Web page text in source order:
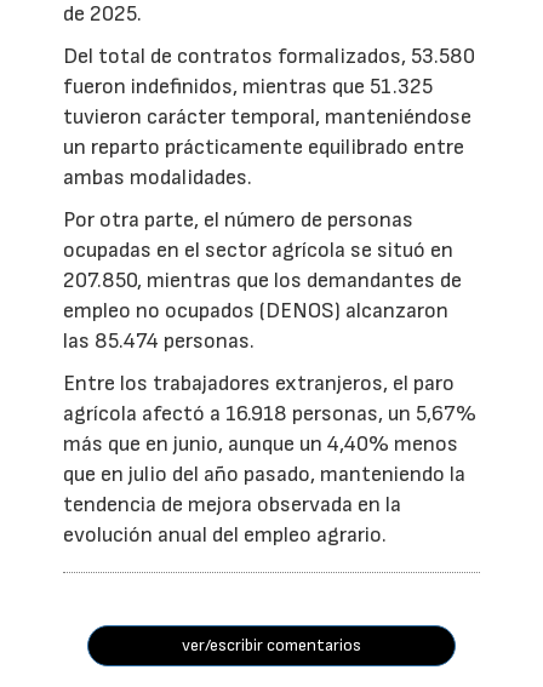
de 2025.
Del total de contratos formalizados, 53.580
fueron indefinidos, mientras que 51.325
tuvieron carácter temporal, manteniéndose
un reparto prácticamente equilibrado entre
ambas modalidades.
Por otra parte, el número de personas
ocupadas en el sector agrícola se situó en
207.850, mientras que los demandantes de
empleo no ocupados (DENOS) alcanzaron
las 85.474 personas.
Entre los trabajadores extranjeros, el paro
agrícola afectó a 16.918 personas, un 5,67%
más que en junio, aunque un 4,40% menos
que en julio del año pasado, manteniendo la
tendencia de mejora observada en la
evolución anual del empleo agrario.
ver/escribir comentarios